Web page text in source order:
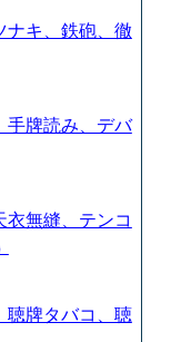
ナキ、鉄砲、徹
手牌読み、デバ
衣無縫、テンコ
聴牌タバコ、聴